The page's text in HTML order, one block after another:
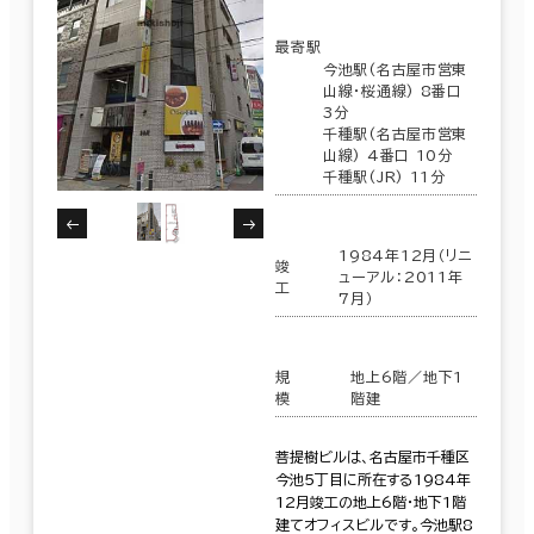
最寄駅
今池駅(名古屋市営東
山線･桜通線) 8番口
3分
千種駅(名古屋市営東
山線) 4番口 10分
千種駅(JR) 11分
竣
工
1984年12月（リニ
ューアル：2011年
7月）
規
模
地上6階／地下1
階建
菩提樹ビルは、名古屋市千種区
今池5丁目に所在する1984年
12月竣工の地上6階・地下1階
建てオフィスビルです。今池駅8